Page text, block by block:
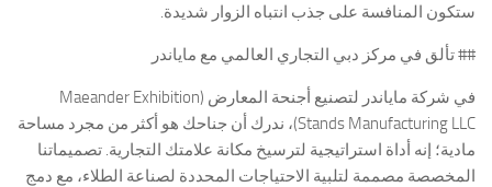
ستكون المنافسة على جذب انتباه الزوار شديدة.
## تألق في مركز دبي التجاري العالمي مع ماياندر
في شركة ماياندر لتصنيع أجنحة المعارض (Maeander Exhibition
Stands Manufacturing LLC)، ندرك أن جناحك هو أكثر من مجرد مساحة
مادية؛ إنه أداة استراتيجية لترسيخ مكانة علامتك التجارية. تصميماتنا
المخصصة مصممة لتلبية الاحتياجات المحددة لصناعة الطلاء، مع دمج